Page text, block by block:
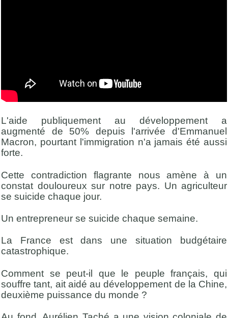
L'aide publiquement au développement a
augmenté de 50% depuis l'arrivée d'Emmanuel
Macron, pourtant l'immigration n'a jamais été aussi
forte.
Cette contradiction flagrante nous amène à un
constat douloureux sur notre pays. Un agriculteur
se suicide chaque jour.
Un entrepreneur se suicide chaque semaine.
La France est dans une situation budgétaire
catastrophique.
Comment se peut-il que le peuple français, qui
souffre tant, ait aidé au développement de la Chine,
deuxième puissance du monde ?